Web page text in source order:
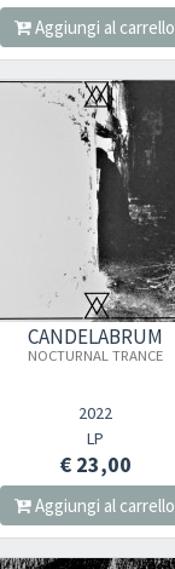
Aggiungi al carrello
CANDELABRUM
NOCTURNAL TRANCE
2022
LP
€ 23,00
Aggiungi al carrello